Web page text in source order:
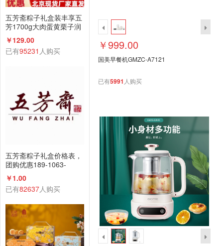
五芳斋粽子礼盒装丰享五
芳1700g大肉蛋黄栗子润
香蜜枣咸鸭蛋组合
￥129.00
已有95231 人购买
五芳斋粽子礼盒价格表，
团购优惠189-1063-
2198(微信同号)
￥1.00
已有82637人购买
￥999.00
国美早餐机GMZC-A7121
已有5991 人购买